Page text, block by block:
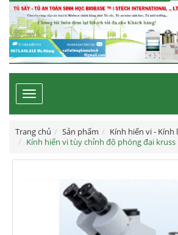
Toggle
navigation
Trang chủ Sản phẩm
Kính hiển vi - Kính
Kính hiển vi tùy chỉnh độ phóng đại kruss